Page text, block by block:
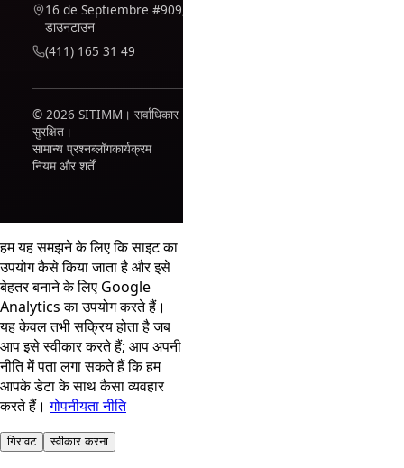
16 de Septiembre #909,
डाउनटाउन
(411) 165 31 49
© 2026 SITIMM। सर्वाधिकार
सुरक्षित।
सामान्य प्रश्नब्लॉगकार्यक्रम
नियम और शर्तें
हम यह समझने के लिए कि साइट का
उपयोग कैसे किया जाता है और इसे
बेहतर बनाने के लिए Google
Analytics का उपयोग करते हैं।
यह केवल तभी सक्रिय होता है जब
आप इसे स्वीकार करते हैं; आप अपनी
नीति में पता लगा सकते हैं कि हम
आपके डेटा के साथ कैसा व्यवहार
करते हैं। गोपनीयता नीति
गिरावट स्वीकार करना